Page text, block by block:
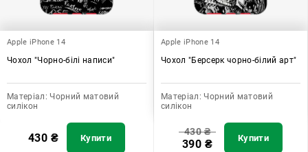
Apple iPhone 14
Чохол "Чорно-білі написи"
Матеріал: Чорний матовий
силікон
430 ₴ Купити
Apple iPhone 14
Чохол "Берсерк чорно-білий арт"
Матеріал: Чорний матовий
силікон
430₴
390 ₴ Купити